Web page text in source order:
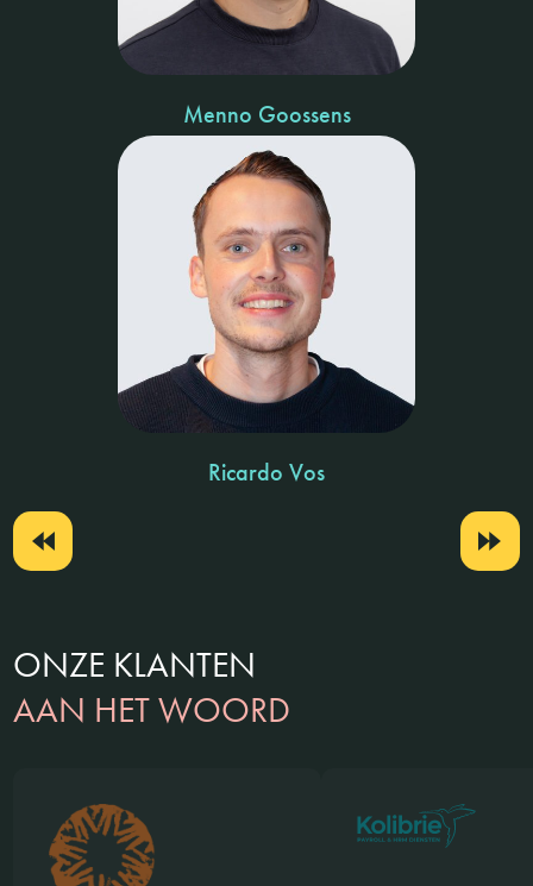
Menno Goossens
Ricardo Vos
ONZE KLANTEN
AAN HET WOORD